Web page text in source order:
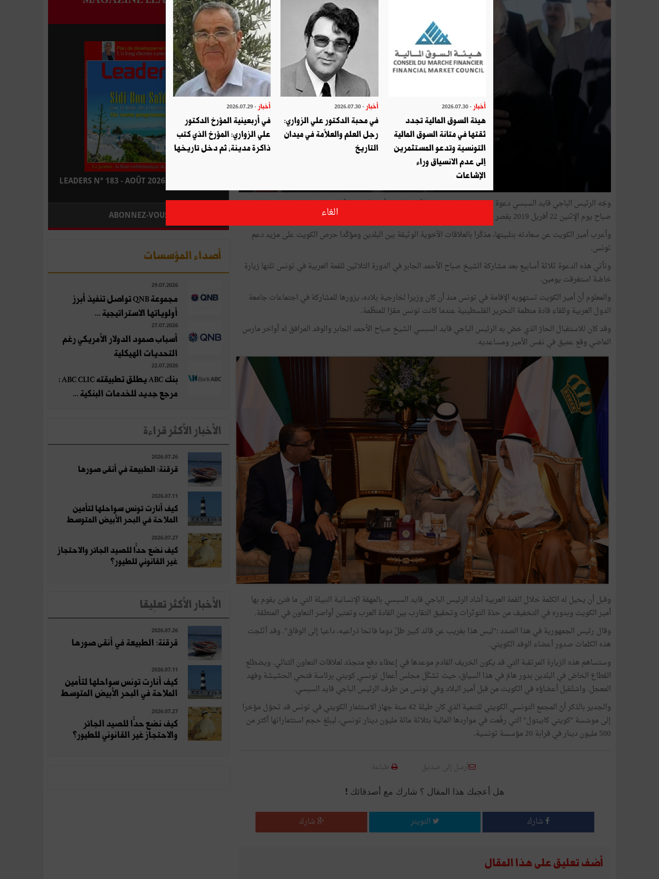
وجّه الرئيس الباجي قايد السبسي دعوة إلى سموّ الشيخ صباح الأحمد الجابر أمير الكويت لأداء زيارة دولة لتونس نقلها إليه
صباح يوم الإثنين 22 أفريل 2019 بقصر البيان سفير تونس بالكويت أحمد الصغيّر.
وأعرب أمير الكويت عن سعادته بتلبيتها، مذكّرا بالعلاقات الأخوية الوثيقة بين البلدين ومؤكّدا حرص الكويت على مزيد دعم
تونس.
وتأتي هذه الدعوة ثلاثة أسابيع بعد مشاركة الشيخ صباح الأحمد الجابر في الدورة الثلاثين للقمة العربية في تونس تلتها زيارة
خاصّة استغرقت يومين.
والمعلوم أنّ أمير الكويت تستهويه الإقامة في تونس منذ أن كان وزيرا لخارجية بلاده، يزورها للمشاركة في اجتماعات جامعة
الدول العربية وللقاء قادة منظمة التحرير الفلسطينية عندما كانت تونس مقرّا للمنظّمة.
وقد كان للاستقبال الحارّ الذي خصّ به الرئيس الباجي قايد السبسي الشيخ صباح الأحمد الجابر والوفد المرافق له أواخر مارس
الماضي وقع عميق في نفس الأمير ومساعديه.
وقبل أن يحيل له الكلمة خلال القمة العربية أشاد الرئيس الباجي قايد السبسي بالمهمّة الإنسانية النبيلة التي ما فتئ يقوم بها
أمير الكويت وبدوره في التخفيف من حدّة التوتّرات وتحقيق التقارب بين القادة العرب وتمتين أواصر التعاون في المنطقة.
وقال رئيس الجمهورية في هذا الصدد :"ليس هذا بغريب عن قائد كبير ظلّ دوما فاتحا ذراعيه، داعيا إلى الوفاق". وقد أثلجت
هذه الكلمات صدور أعضاء الوفد الكويتي.
وستساهم هذه الزيارة المرتقبة التي قد يكون الخريف القادم موعدها في إعطاء دفع متجدّد لعلاقات التعاون الثنائي. ويضطلع
القطاع الخاصّ في البلدين بدور هامّ في هذا السياق، حيث تشكّل مجلس أعمال تونسي كويتي برئاسة فتحي الحشيشة وفهد
المعجل. واسْتُقبل أعضاؤه في الكويت من قبل أمير البلاد وفي تونس من طرف الرئيس الباجي قايد السبسي.
والجدير بالذكر أنّ المجمع التونسي الكويتي للتنمية الذي كان طيلة 42 سنة جهاز الاستثمار الكويتي في تونس قد تحوّل مؤخرا
إلى موسّسة "كويتي كابيتول" التي رفّعت في مواردها المالية بثلاثة مائة مليون دينار تونسي، ليبلغ حجم استثماراتها أكثر من
500 مليون دينار في قرابة 20 مؤسسة تونسية.
أرسل إلى صديق طباعة
هل أعجبك هذا المقال ؟ شارك مع أصدقائك !
شارك التويتر شارك
أضف تعليق على هذا المقال
LEADERS N° 183 - AOÛT 2026 : EN KIOSQUE
ABONNEZ-VOUS
أصداء المؤسسات
29.07.2026
مجموعة QNB تواصل تنفيذ أبرز
أولوياتها الاستراتيجية ...
27.07.2026
أسباب صمود الدولار الأمريكي رغم
التحديات الهيكلية
22.07.2026
بنك ABC يطلق تطبيقته ABC CLIC :
مرجع جديد للخدمات البنكية ...
الأخبار الأكثر قراءة
2026.07.26
قرقنة: الطبيعة في أنقى صورها
2026.07.11
كيف أنارت تونس سواحلها لتأمين
الملاحة في البحر الأبيض المتوسط
2026.07.27
كيف نضع حدًّا للصيد الجائر والاحتجاز
غير القانوني للطيور؟
الأخبار الأكثر تعلِيقا
2026.07.26
قرقنة: الطبيعة في أنقى صورها
2026.07.11
كيف أنارت تونس سواحلها لتأمين
الملاحة في البحر الأبيض المتوسط
2026.07.27
كيف نضع حدًّا للصيد الجائر
والاحتجاز غير القانوني للطيور؟
أخبار - 2026.07.30
هيئة السوق المالية تجدد
ثقتها في متانة السوق المالية
التونسية وتدعو المستثمرين
إلى عدم الانسياق وراء
الإشاعات
أخبار - 2026.07.30
في محبة الدكتور علي الزواري:
رجل العلم والعلاّمة في ميدان
التاريخ
أخبار - 2026.07.29
في أربعينية المؤرخ الدكتور
علي الزواري: المؤرخ الذي كتب
ذاكرة مدينة، ثم دخل تاريخها
الغاء